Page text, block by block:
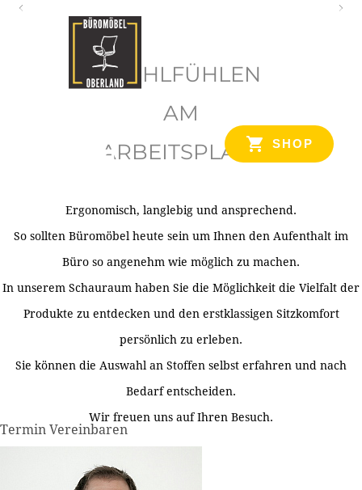
SHOP
WOHLFÜHLEN
AM
ARBEITSPLATZ
Ergonomisch, langlebig und ansprechend.
So sollten Büromöbel heute sein um Ihnen den Aufenthalt im
Büro so angenehm wie möglich zu machen.
In unserem Schauraum haben Sie die Möglichkeit die Vielfalt der
Produkte zu entdecken und den erstklassigen Sitzkomfort
persönlich zu erleben.
Sie können die Auswahl an Stoffen selbst erfahren und nach
Bedarf entscheiden.
Wir freuen uns auf Ihren Besuch.
Termin Vereinbaren